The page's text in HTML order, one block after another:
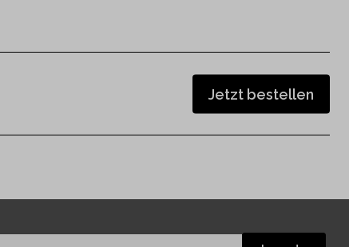
Jetzt bestellen